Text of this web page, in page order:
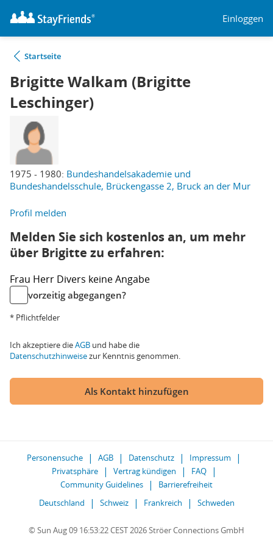
Einloggen
Startseite
Brigitte Walkam (Brigitte
Leschinger)
1975 - 1980: Bundeshandelsakademie und
Bundeshandelsschule, Brückengasse 2, Bruck an der Mur
Profil melden
Melden Sie sich kostenlos an, um mehr
über Brigitte zu erfahren:
Frau Herr Divers keine Angabe
vorzeitig abgegangen?
* Pflichtfelder
Ich akzeptiere dieAGB und habe die
Datenschutzhinweisezur Kenntnis genommen.
Als Kontakt hinzufügen
Personensuche AGB Datenschutz
Impressum
Privatsphäre
Vertrag kündigen
FAQ
Community Guidelines
Barrierefreiheit
Deutschland
Schweiz Frankreich Schweden
© Sun Aug 09 16:53:22 CEST 2026 Ströer Connections GmbH